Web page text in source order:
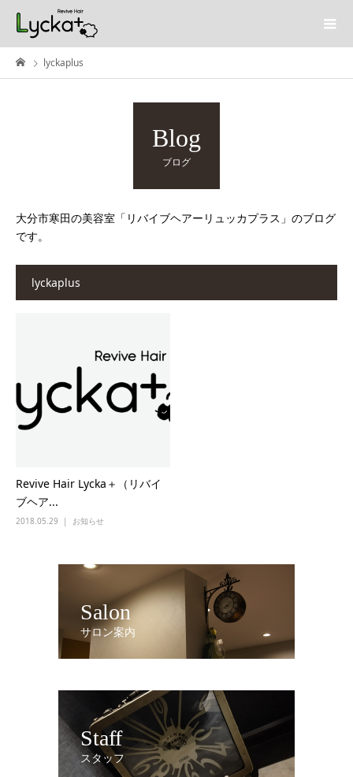
lyckaplus
Blog
ブログ
大分市寒田の美容室「リバイブヘアーリュッカプラス」のブログ
です。
lyckaplus
Revive Hair Lycka＋（リバイ
ブヘア...
2018.05.29 お知らせ
Salon
サロン案内
Staff
スタッフ